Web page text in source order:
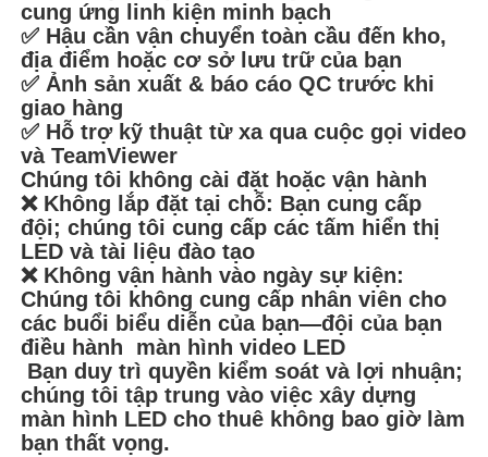
cung ứng linh kiện minh bạch
✅ Hậu cần vận chuyển toàn cầu đến kho,
địa điểm hoặc cơ sở lưu trữ của bạn
✅ Ảnh sản xuất & báo cáo QC trước khi
giao hàng
✅ Hỗ trợ kỹ thuật từ xa qua cuộc gọi video
và TeamViewer
Chúng tôi không cài đặt hoặc vận hành
❌ Không lắp đặt tại chỗ: Bạn cung cấp
đội; chúng tôi cung cấp các tấm hiển thị
LED và tài liệu đào tạo
❌ Không vận hành vào ngày sự kiện:
Chúng tôi không cung cấp nhân viên cho
các buổi biểu diễn của bạn—đội của bạn
điều hành màn hình video LED
Bạn duy trì quyền kiểm soát và lợi nhuận;
chúng tôi tập trung vào việc xây dựng
màn hình LED cho thuê không bao giờ làm
bạn thất vọng.